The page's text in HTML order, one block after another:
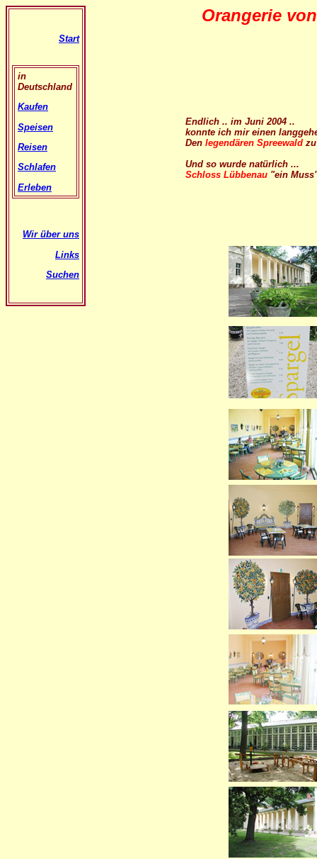
Start
in
Deutschland
Kaufen
Speisen
Reisen
Schlafen
Erleben
Wir über uns
Links
Suchen
Orangerie
Endlich .. im Juni 2004 ..
konnte ich mir einen
Den legendären Spreewaldzu
Und so wurde natürlich ...
Schloss Lübbenau"ein